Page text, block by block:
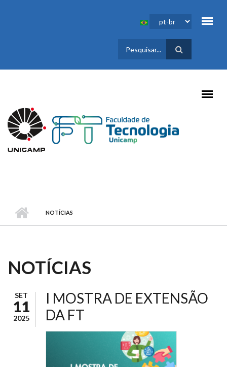
FORMULÁRIO
DE BUSCA
NOTÍCIAS
NOTÍCIAS
SET
11
2025
I MOSTRA DE EXTENSÃO
DA FT